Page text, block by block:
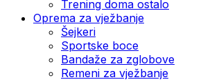
Trening doma ostalo
Oprema za vježbanje
Šejkeri
Sportske boce
Bandaže za zglobove
Remeni za vježbanje